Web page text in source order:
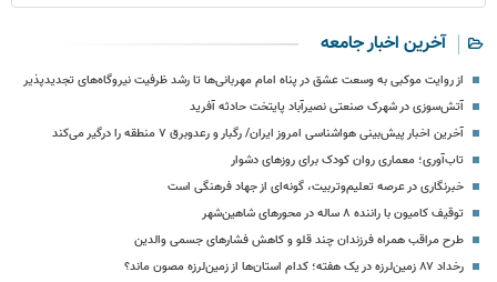
آخرین اخبار جامعه
از روایت موکبی به وسعت عشق در پناه امام مهربانی‌ها تا رشد ظرفیت نیروگاه‌های تجدیدپذیر
آتش‌سوزی در شهرک صنعتی نصیرآباد پایتخت حادثه آفرید
آخرین اخبار پیش‌بینی هواشناسی امروز ایران/ رگبار و رعدوبرق ۷ منطقه را درگیر می‌کند
تاب‌آوری؛ معماری روان کودک برای روزهای دشوار
خبرنگاری در عرصه تعلیم‌وتربیت، گونه‌ای از جهاد فرهنگی است
توقیف کامیون با راننده ۸ ساله در محورهای شاهین‌شهر
طرح مراقب همراه فرزندان چند قلو و کاهش فشارهای جسمی والدین
رخداد ۸۷ زمین‌لرزه در یک هفته؛ کدام استان‌ها از زمین‌لرزه مصون ماند؟